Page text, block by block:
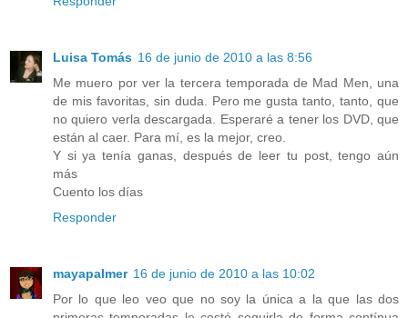
Luisa Tomás 16 de junio de 2010 a las 8:56
Me muero por ver la tercera temporada de Mad Men, una
de mis favoritas, sin duda. Pero me gusta tanto, tanto, que
no quiero verla descargada. Esperaré a tener los DVD, que
están al caer. Para mí, es la mejor, creo.
Y si ya tenía ganas, después de leer tu post, tengo aún
más
Cuento los días
Responder
mayapalmer 16 de junio de 2010 a las 10:02
Por lo que leo veo que no soy la única a la que las dos